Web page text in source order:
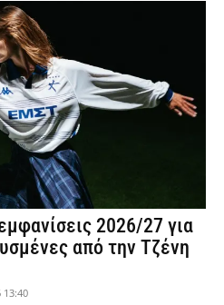
2026/27 για
από την Τζένη
13:40